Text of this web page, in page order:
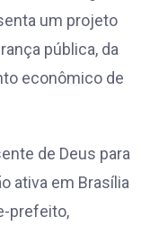
um projeto
pública, da
econômico de
de Deus para
ativa em Brasília
prefeito,